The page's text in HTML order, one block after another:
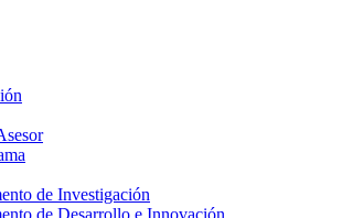
de Investigación
de Desarrollo e Innovación